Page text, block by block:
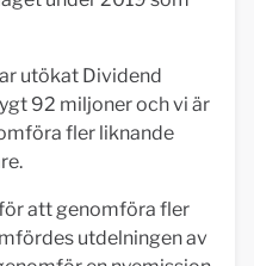
utökat Dividend
92 miljoner och vi är
fler liknande
att genomföra fler
utdelningen av